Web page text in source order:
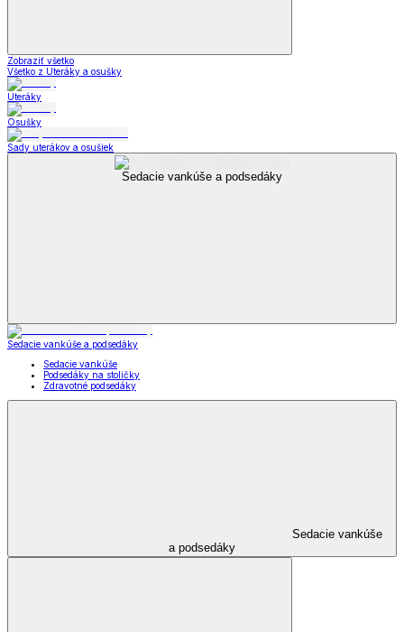
Zobraziť všetko
Všetko z Uteráky a osušky
Uteráky
Osušky
Sady uterákov a osušiek
Sedacie vankúše a podsedáky
Sedacie vankúše a podsedáky
Sedacie vankúše
Podsedáky na stoličky
Zdravotné podsedáky
Sedacie vankúše
a podsedáky